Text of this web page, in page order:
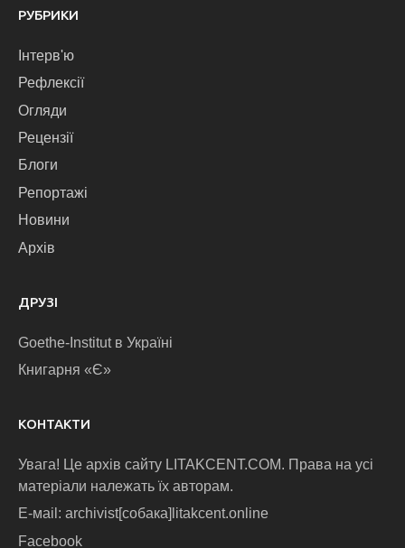
РУБРИКИ
Інтерв'ю
Рефлексії
Огляди
Рецензії
Блоги
Репортажі
Новини
Архів
ДРУЗІ
Goethe-Institut в Україні
Книгарня «Є»
КОНТАКТИ
Увага! Це архів сайту LITAKCENT.COM. Права на усі
матеріали належать їх авторам.
E-маіl: archivist[собака]litakcent.online
Facebook